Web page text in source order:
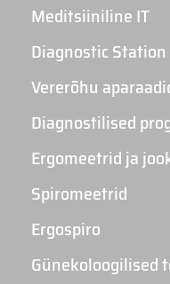
Meditsiiniline IT
Diagnostic Station
Vererõhu
Diagnostilised
Ergomeetrid ja
Spiromeetrid
Ergospiro
Günekoloogilised